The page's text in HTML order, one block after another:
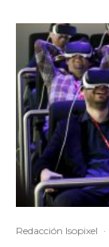
Redacción Isopixel ·